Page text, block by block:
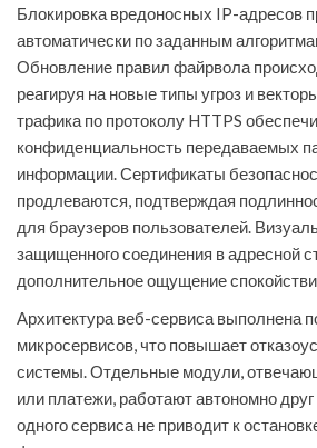
Блокировка вредоносных IP-адресов
автоматически по заданным
Обновление правил файрвола
реагируя на новые типы угроз и
трафика по протоколу HTTPS
конфиденциальность передаваемых
информации. Сертификаты
продлеваются, подтверждая
для браузеров пользователей.
защищенного соединения в адресной
дополнительное ощущение
Архитектура веб-сервиса выполнена
микросервисов, что повышает
системы. Отдельные модули,
или платежи, работают автономно
одного сервиса не приводит к